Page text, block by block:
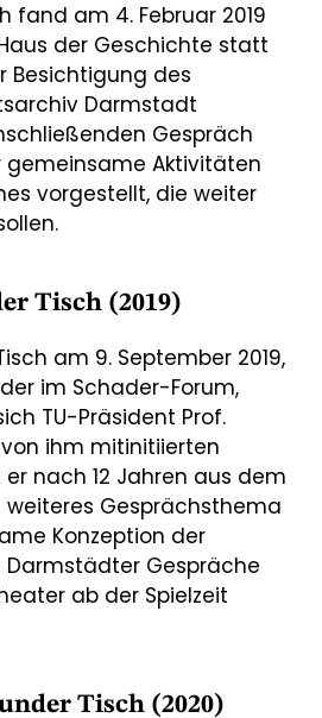
fand am 4. Februar 2019
der Geschichte statt
Besichtigung des
Darmstadt
Gespräch
gemeinsame Aktivitäten
vorgestellt, die weiter
Tisch (2019)
am 9. September 2019,
im Schader-Forum,
TU-Präsident Prof.
ihm mitinitiierten
er nach 12 Jahren aus dem
weiteres Gesprächsthema
Konzeption der
Gespräche
ab der Spielzeit
Tisch (2020)